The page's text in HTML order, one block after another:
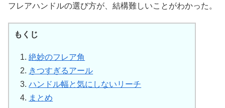
フレアハンドルの選び方が、結構難しいことがわかった。
もくじ
絶妙のフレア角
きつすぎるアール
ハンドル幅と気にしないリーチ
まとめ